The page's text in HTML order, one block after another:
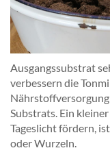
Ausgangssubstrat
verbessern die
Substrats. Ein
Tageslicht fördern,
oder Wurzeln.